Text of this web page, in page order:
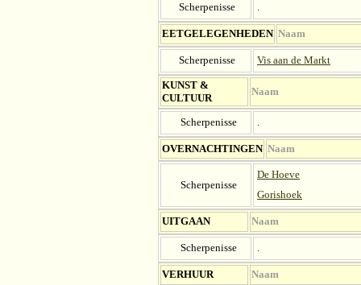
Scherpenisse .
EETGELEGENHEDEN Naam
Scherpenisse Vis aan de Markt
KUNST &
CULTUUR
Naam
Scherpenisse .
OVERNACHTINGEN Naam
Scherpenisse
De Hoeve
Gorishoek
UITGAAN Naam
Scherpenisse .
VERHUUR
Naam